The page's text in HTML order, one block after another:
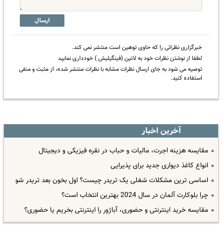
ارسال
خبرگزاری نظراتی را که حاوی توهین است منتشر نمی کند.
لطفا از نوشتن نظرات خود به لاتین (فینگیلیش ) خودداری نمایید
توصیه می شود به جای ارسال نظرات مشابه با نظرات منتشر شده، از مثبت و منفی
استفاده کنید.
آخرین اخبار
مقایسه هزینه اجرت، مالیات و حباب در نقره فیزیکی و دیجیتال
انواع کاغذ دیواری جدید برای پذیرایی
اساسی ترین مشکلات شغلی یک تریدر چیست؟ اول بخون بعد تریدر شو
چرا بلوکارت آلمان در سال 2024 بهترین انتخاب است؟
مقایسه خرید اینترنتی و حضوری، آباژور را اینترنتی بخریم یا حضوری؟